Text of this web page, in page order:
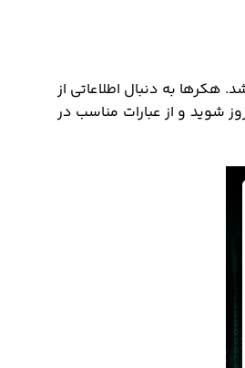
هکرها به دنبال اطلاعاتی از
شوید و از عبارات مناسب در